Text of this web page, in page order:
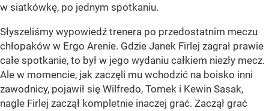
w siatkówkę, po jednym spotkaniu.
Słyszeliśmy wypowiedź trenera po przedostatnim meczu
chłopaków w Ergo Arenie. Gdzie Janek Firlej zagrał prawie
całe spotkanie, to był w jego wydaniu całkiem niezły mecz.
Ale w momencie, jak zaczęli mu wchodzić na boisko inni
zawodnicy, pojawił się Wilfredo, Tomek i Kewin Sasak,
nagle Firlej zaczął kompletnie inaczej grać. Zaczął grać